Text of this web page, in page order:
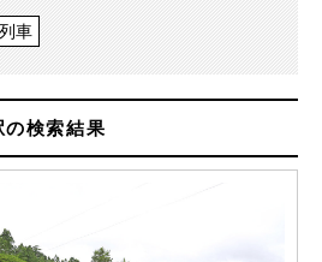
列車
の検索結果